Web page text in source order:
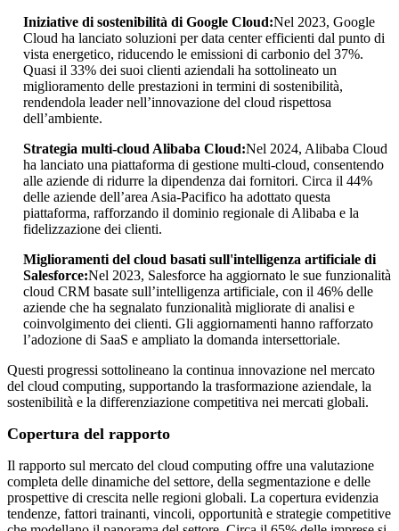
Iniziative di sostenibilità di Google Cloud:Nel 2023, Google
Cloud ha lanciato soluzioni per data center efficienti dal punto di
vista energetico, riducendo le emissioni di carbonio del 37%.
Quasi il 33% dei suoi clienti aziendali ha sottolineato un
miglioramento delle prestazioni in termini di sostenibilità,
rendendola leader nell’innovazione del cloud rispettosa
dell’ambiente.
Strategia multi-cloud Alibaba Cloud:Nel 2024, Alibaba Cloud
ha lanciato una piattaforma di gestione multi-cloud, consentendo
alle aziende di ridurre la dipendenza dai fornitori. Circa il 44%
delle aziende dell’area Asia-Pacifico ha adottato questa
piattaforma, rafforzando il dominio regionale di Alibaba e la
fidelizzazione dei clienti.
Miglioramenti del cloud basati sull'intelligenza artificiale di
Salesforce:Nel 2023, Salesforce ha aggiornato le sue funzionalità
cloud CRM basate sull’intelligenza artificiale, con il 46% delle
aziende che ha segnalato funzionalità migliorate di analisi e
coinvolgimento dei clienti. Gli aggiornamenti hanno rafforzato
l’adozione di SaaS e ampliato la domanda intersettoriale.
Questi progressi sottolineano la continua innovazione nel mercato
del cloud computing, supportando la trasformazione aziendale, la
sostenibilità e la differenziazione competitiva nei mercati globali.
Copertura del rapporto
Il rapporto sul mercato del cloud computing offre una valutazione
completa delle dinamiche del settore, della segmentazione e delle
prospettive di crescita nelle regioni globali. La copertura evidenzia
tendenze, fattori trainanti, vincoli, opportunità e strategie competitive